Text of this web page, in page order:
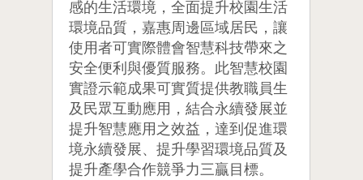
感的生活環境，全面提升校園生活
環境品質，嘉惠周邊區域居民，讓
使用者可實際體會智慧科技帶來之
安全便利與優質服務。此智慧校園
實證示範成果可實質提供教職員生
及民眾互動應用，結合永續發展並
提升智慧應用之效益，達到促進環
境永續發展、提升學習環境品質及
提升產學合作競爭力三贏目標。